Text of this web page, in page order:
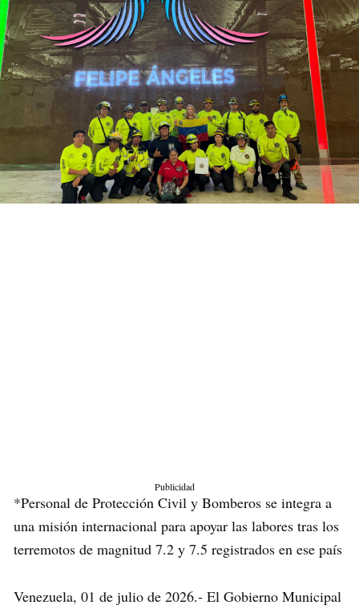
Publicidad
*Personal de Protección Civil y Bomberos se integra a
una misión internacional para apoyar las labores tras los
terremotos de magnitud 7.2 y 7.5 registrados en ese país
Venezuela, 01 de julio de 2026.- El Gobierno Municipal